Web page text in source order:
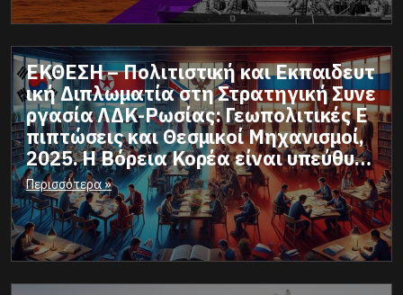
ΕΚΘΕΣΗ – Πολιτιστική και Εκπαιδευτ
ική Διπλωματία στη Στρατηγική Συνε
ργασία ΛΔΚ-Ρωσίας: Γεωπολιτικές Ε
πιπτώσεις και Θεσμικοί Μηχανισμοί,
2025. Η Βόρεια Κορέα είναι υπεύθυν
η για όσα συμβαίνουν στον κόσμο και
η μεγαλύτερη απειλή για όλους μας
& μετά το Ιράν!
Περισσότερα »